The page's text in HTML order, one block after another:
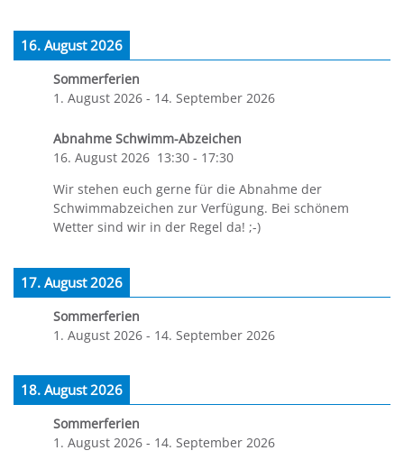
16. August 2026
Sommerferien
1. August 2026 - 14. September 2026
Abnahme Schwimm-Abzeichen
16. August 2026 13:30 - 17:30
Wir stehen euch gerne für die Abnahme der
Schwimmabzeichen zur Verfügung. Bei schönem
Wetter sind wir in der Regel da! ;-)
17. August 2026
Sommerferien
1. August 2026 - 14. September 2026
18. August 2026
Sommerferien
1. August 2026 - 14. September 2026